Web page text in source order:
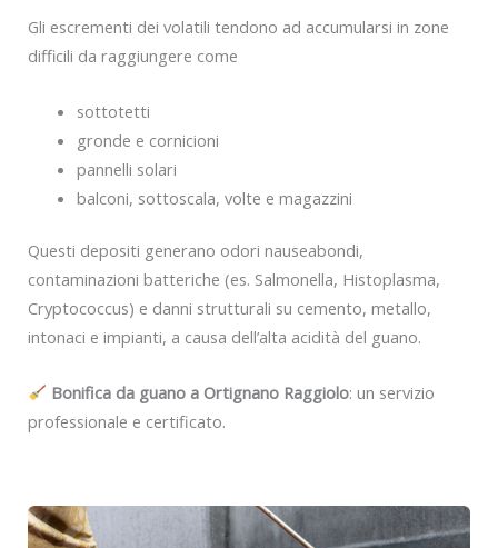
Gli escrementi dei volatili tendono ad accumularsi in zone
difficili da raggiungere come
sottotetti
gronde e cornicioni
pannelli solari
balconi, sottoscala, volte e magazzini
Questi depositi generano odori nauseabondi,
contaminazioni batteriche (es. Salmonella, Histoplasma,
Cryptococcus) e danni strutturali su cemento, metallo,
intonaci e impianti, a causa dell’alta acidità del guano.
Bonifica da guano a Ortignano Raggiolo: un servizio
professionale e certificato.